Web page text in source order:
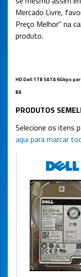
Mercado Livre,
Preço Melhor" na
produto.
HD Dell 1TB SATA 6Gbps
BA
PRODUTOS
Selecione os itens
aqui para marcar